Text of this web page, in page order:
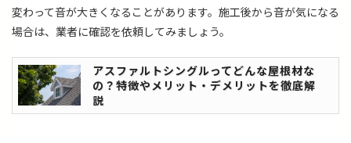
変わって音が大きくなることがあります。施工後から音が気になる
場合は、業者に確認を依頼してみましょう。
アスファルトシングルってどんな屋根材な
の？特徴やメリット・デメリットを徹底解
説